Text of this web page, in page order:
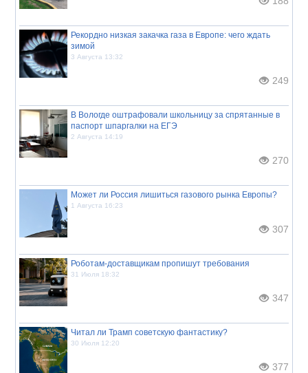
Рекордно низкая закачка газа в Европе: чего ждать
зимой
3 Августа 13:32
249
В Вологде оштрафовали школьницу за спрятанные в
паспорт шпаргалки на ЕГЭ
2 Августа 14:19
270
Может ли Россия лишиться газового рынка Европы?
1 Августа 16:23
307
Роботам-доставщикам пропишут требования
31 Июля 18:32
347
Читал ли Трамп советскую фантастику?
30 Июля 12:20
377